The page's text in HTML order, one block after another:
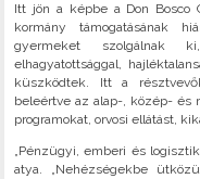
Itt jön a képbe a Don Bosco
kormány támogatásának
gyermeket szolgálnak
elhagyatottsággal,
küszködtek. Itt a
beleértve az alap-, közép- és
programokat, orvosi ellátást,
„Pénzügyi, emberi és
atya. „Nehézségekbe